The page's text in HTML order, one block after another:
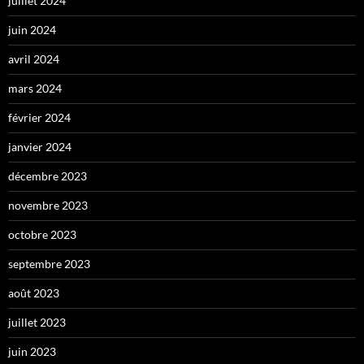
juin 2024
avril 2024
mars 2024
février 2024
janvier 2024
décembre 2023
novembre 2023
octobre 2023
septembre 2023
août 2023
juillet 2023
juin 2023